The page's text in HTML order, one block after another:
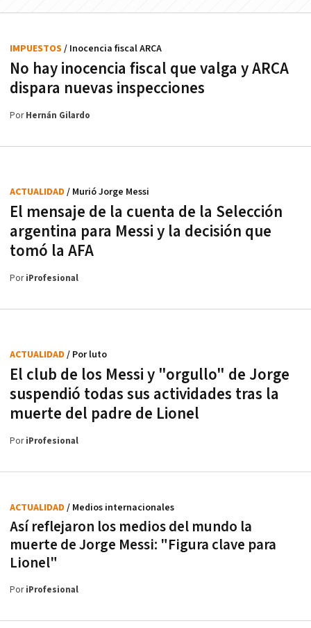
No hay inocencia fiscal que valga y ARCA
dispara nuevas inspecciones
IMPUESTOS / Inocencia fiscal ARCA
PorHernán Gilardo
El mensaje de la cuenta de la Selección
argentina para Messi y la decisión que
tomó la AFA
ACTUALIDAD / Murió Jorge Messi
PoriProfesional
El club de los Messi y "orgullo" de Jorge
suspendió todas sus actividades tras la
muerte del padre de Lionel
ACTUALIDAD / Por luto
PoriProfesional
Así reflejaron los medios del mundo la
muerte de Jorge Messi: "Figura clave para
Lionel"
ACTUALIDAD / Medios internacionales
PoriProfesional